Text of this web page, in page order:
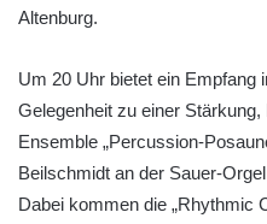
Altenburg.
Um 20 Uhr bietet ein Empfang
Gelegenheit zu einer
Ensemble „Percussion-
Beilschmidt an der Sauer-
Dabei kommen die „Rhythmic